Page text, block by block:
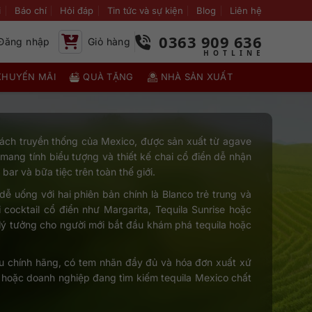
Báo chí Hỏi đáp Tin tức và sự kiện Blog Liên hệ
nhập Giỏ hàng 0363 909 636
MÃI QUÀ TẶNG NHÀ SẢN XUẤT
truyền thống của Mexico, được sản xuất từ agave
tính biểu tượng và thiết kế chai cổ điển dễ nhận
và bữa tiệc trên toàn thế giới.
uống với hai phiên bản chính là Blanco trẻ trung và
cổ điển như Margarita, Tequila Sunrise hoặc
tưởng cho người mới bắt đầu khám phá tequila hoặc
chính hãng, có tem nhãn đầy đủ và hóa đơn xuất xứ
doanh nghiệp đang tìm kiếm tequila Mexico chất